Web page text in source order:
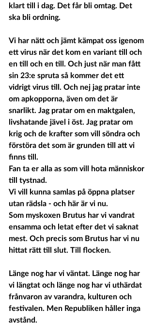
klart till i dag. Det får bli omtag. Det
ska bli ordning.
Vi har nätt och jämt kämpat oss igenom
ett virus när det kom en variant till och
en till och en till. Och just när man fått
sin 23:e spruta så kommer det ett
vidrigt virus till. Och nej jag pratar inte
om apkopporna, även om det är
snarlikt. Jag pratar om en maktgalen,
livshatande jävel i öst. Jag pratar om
krig och de krafter som vill söndra och
förstöra det som är grunden till att vi
finns till.
Fan ta er alla as som vill hota människor
till tystnad.
Vi vill kunna samlas på öppna platser
utan rädsla - och här är vi nu.
Som myskoxen Brutus har vi vandrat
ensamma och letat efter det vi saknat
mest. Och precis som Brutus har vi nu
hittat rätt till slut. Till flocken.
Länge nog har vi väntat. Länge nog har
vi längtat och länge nog har vi uthärdat
frånvaron av varandra, kulturen och
festivalen. Men Republiken håller inga
avstånd.